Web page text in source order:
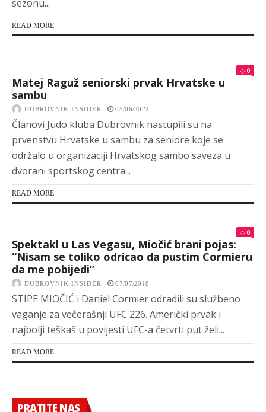
sezonu...
READ MORE
0
Matej Raguž seniorski prvak Hrvatske u
sambu
DUBROVNIK INSIDER 05/06/2022
Članovi Judo kluba Dubrovnik nastupili su na
prvenstvu Hrvatske u sambu za seniore koje se
održalo u organizaciji Hrvatskog sambo saveza u
dvorani sportskog centra...
READ MORE
0
Spektakl u Las Vegasu, Miočić brani pojas:
“Nisam se toliko odricao da pustim Cormieru
da me pobijedi”
DUBROVNIK INSIDER 07/07/2018
STIPE MIOČIĆ i Daniel Cormier odradili su službeno
vaganje za večerašnji UFC 226. Američki prvak i
najbolji teškaš u povijesti UFC-a četvrti put želi...
READ MORE
PRATITE NAS